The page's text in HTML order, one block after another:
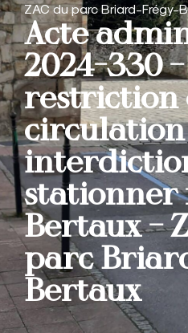
ZAC du parc Briard-Frégy-
Acte
2024-330
restriction
stationner
Bertaux –
parc
Bertaux